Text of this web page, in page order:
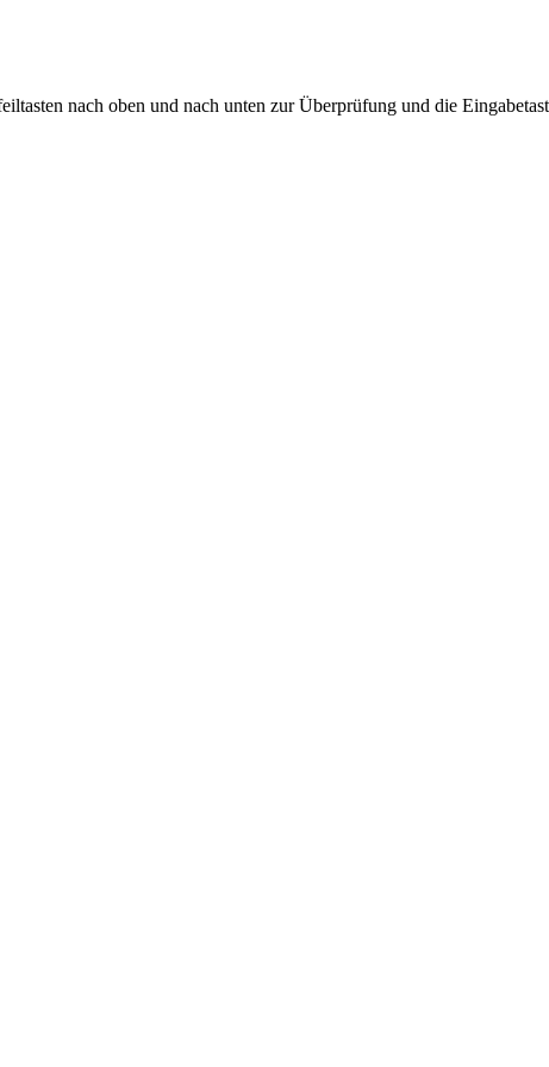
nach oben und nach unten zur Überprüfung und die